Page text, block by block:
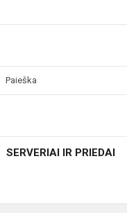
SERVERIAI IR PRIEDAI